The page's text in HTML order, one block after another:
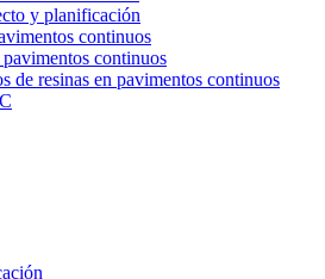
y planificación
continuos
continuos
de resinas en pavimentos continuos